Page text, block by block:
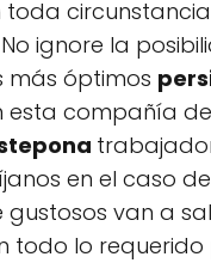
toda circunstancia
ignore la
más óptimos
esta compañía de
en el caso
gustosos van a
todo lo requerido